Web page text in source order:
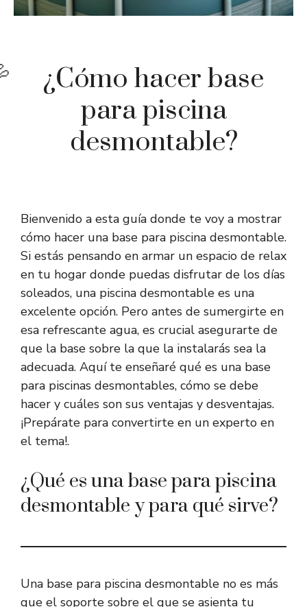
¿Cómo hacer base
para piscina
desmontable?
Bienvenido a esta guía donde te voy a mostrar
cómo hacer una base para piscina desmontable.
Si estás pensando en armar un espacio de relax
en tu hogar donde puedas disfrutar de los días
soleados, una piscina desmontable es una
excelente opción. Pero antes de sumergirte en
esa refrescante agua, es crucial asegurarte de
que la base sobre la que la instalarás sea la
adecuada. Aquí te enseñaré qué es una base
para piscinas desmontables, cómo se debe
hacer y cuáles son sus ventajas y desventajas.
¡Prepárate para convertirte en un experto en
el tema!.
¿Qué es una base para piscina
desmontable y para qué sirve?
Una base para piscina desmontable no es más
que el soporte sobre el que se asienta tu